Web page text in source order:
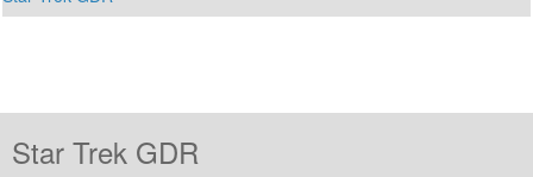
Star Trek GDR